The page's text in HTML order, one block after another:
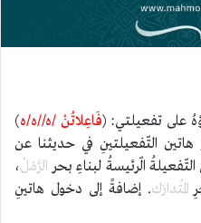
على تفعيلتي: (فَاعِلاتُنْ /ه//ه/ه)
التّفعيلتينِ في حديثنا عن
الّرئيسةُ لبناءِ بحرالرَّمَلْ،
المُتدارَك. إضافةً إلى دخول هاتينِ